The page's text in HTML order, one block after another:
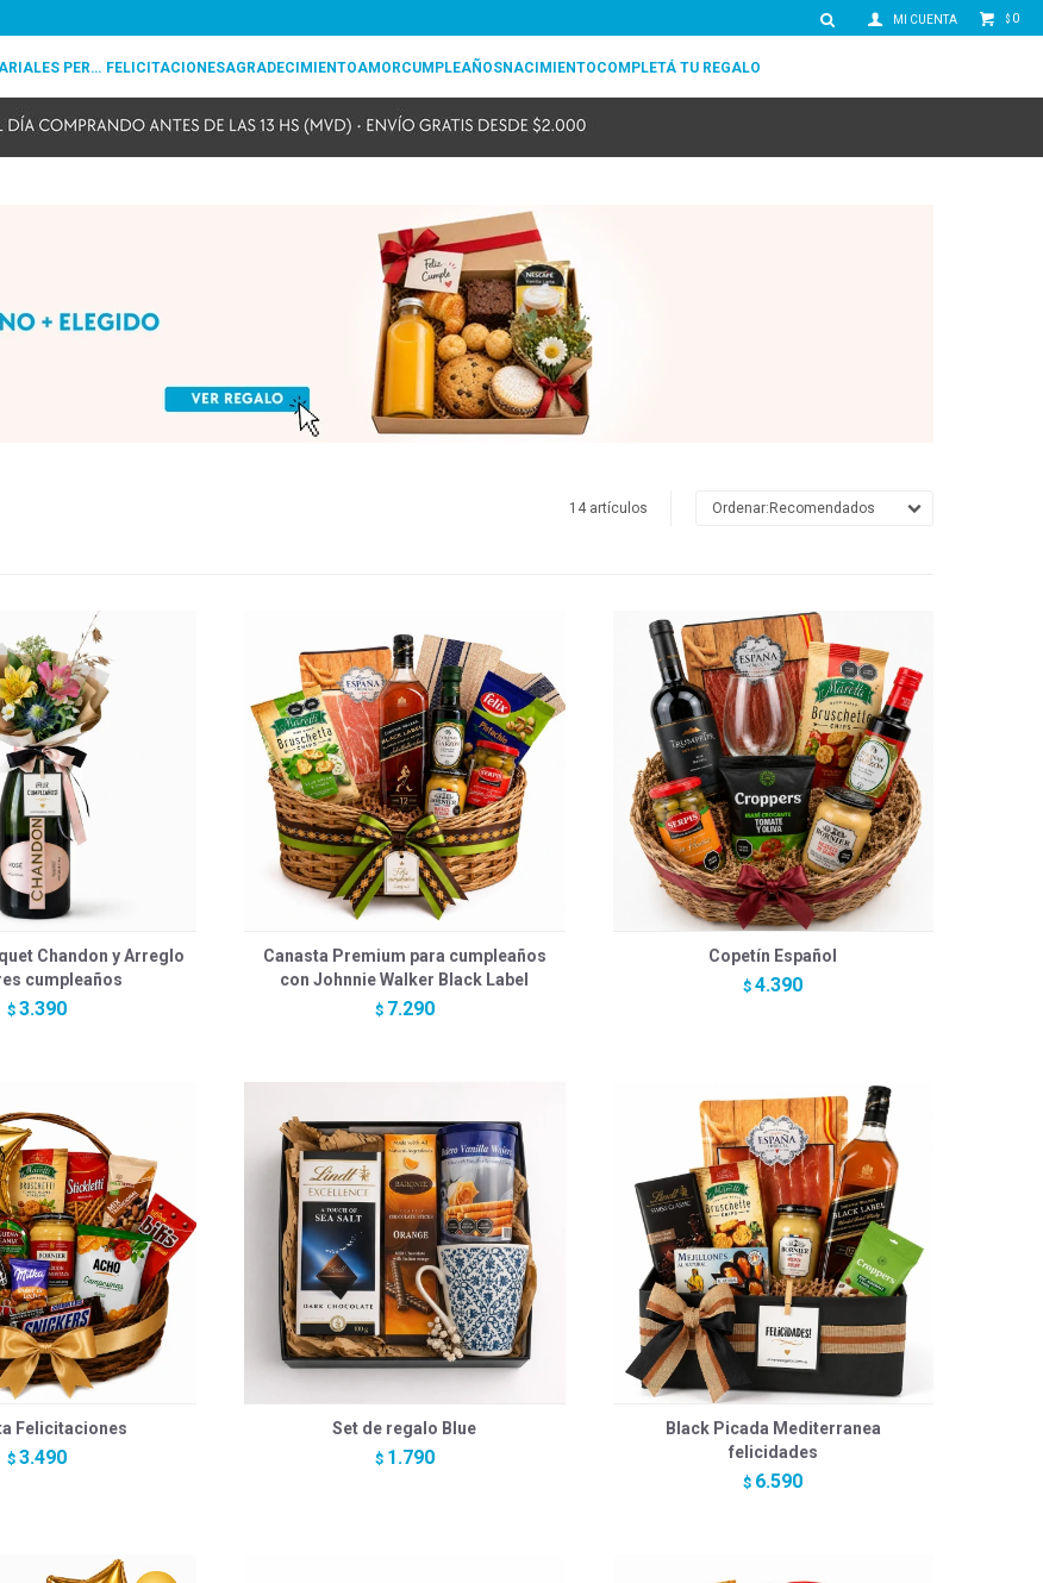
REGALOS EMPRESARIALES PERSONALIZADOS FELICITACIONESAGRADECIMIENTOAMORCUMPLEAÑOSNACIMIENTOCOMPLETÁ TU REGALO
$ 0
14 artículos Recomendados
Chandon y Arreglo
cumpleaños
$ 3.390
Canasta Premium para cumpleaños
con Johnnie Walker Black Label
$ 7.290
Copetín Español
$ 4.390
Felicitaciones
$ 3.490
Set de regalo Blue
$ 1.790
Black Picada Mediterranea
felicidades
$ 6.590